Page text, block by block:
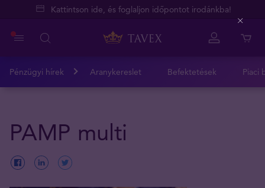
Kattintson ide, és foglaljon időpontot irodánkba!
Pénzügyi hírek Aranykereslet Befektetések Piaci
PAMP multi
Close